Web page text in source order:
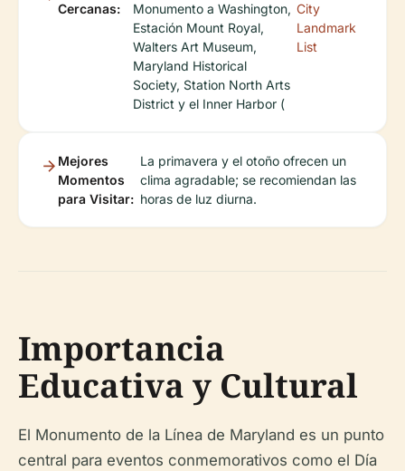
Cercanas:
Monumento a Washington,
Estación Mount Royal,
Walters Art Museum,
Maryland Historical
Society, Station North Arts
District y el Inner Harbor (
City
Landmark
List
Mejores
Momentos
para Visitar:
La primavera y el otoño ofrecen un
clima agradable; se recomiendan las
horas de luz diurna.
Importancia
Educativa y Cultural
El Monumento de la Línea de Maryland es un punto
central para eventos conmemorativos como el Día